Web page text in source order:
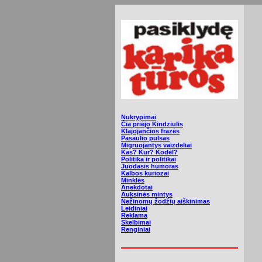
Nukrypimai
Čia priėjo Kindziulis
Klajojančios frazės
Pasaulio pulsas
Migruojantys vaizdeliai
Kas? Kur? Kodėl?
Politika ir politikai
Juodasis humoras
Kalbos kuriozai
Minklės
Anekdotai
Auksinės mintys
Nežinomų žodžių aiškinimas
Leidiniai
Reklama
Skelbimai
Renginiai